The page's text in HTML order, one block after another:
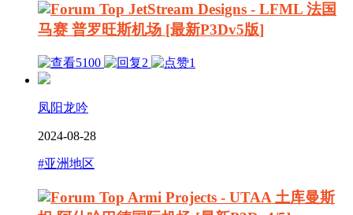
JetStream Designs - LFML 法国
马赛 普罗旺斯机场 [最新P3Dv5版]
5100 2 1
凤阳龙吟
2024-08-28
#亚洲地区
Armi Projects - UTAA 土库曼斯